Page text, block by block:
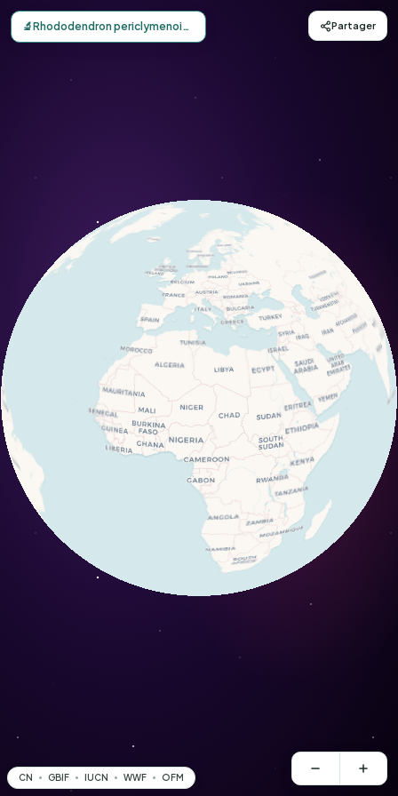
Carte d'observation du Rhododendron periclymenoides
🔬 Rhododendron periclymenoides Partager
CN GBIF IUCN WWF OFM